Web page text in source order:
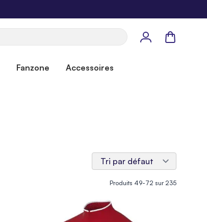
Panier
Fanzone Accessoires
Produits 49-72 sur235